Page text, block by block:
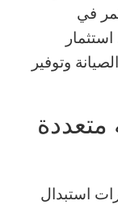
في
الصيانة وتوفير
متعددة
استبدال